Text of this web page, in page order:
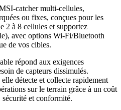
catcher multi-cellules,
ou fixes, conçues pour les
2 à 8 cellules et supportez
avec options Wi-Fi/Bluetooth
de vos cibles.
répond aux exigences
de capteurs dissimulés.
détecte et collecte rapidement
sur le terrain grâce à un coût
et conformité.